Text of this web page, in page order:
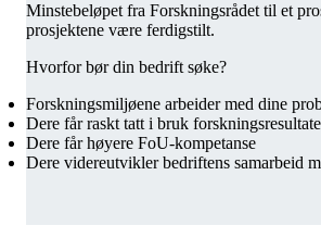
Minstebeløpet fra Forskningsrådet til et
prosjektene være ferdigstilt.
Hvorfor bør din bedrift søke?
Forskningsmiljøene arbeider med dine
Dere får raskt tatt i bruk
Dere får høyere FoU-kompetanse
Dere videreutvikler bedriftens samarbeid